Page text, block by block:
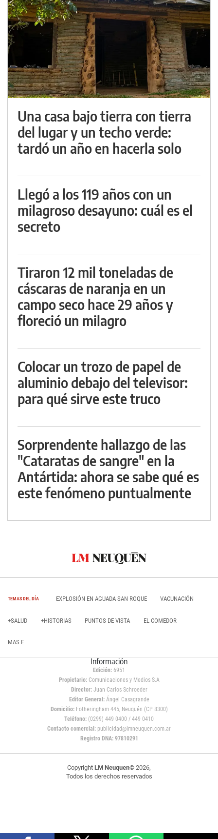
Una casa bajo tierra con tierra
del lugar y un techo verde:
tardó un año en hacerla solo
Llegó a los 119 años con un
milagroso desayuno: cuál es el
secreto
Tiraron 12 mil toneladas de
cáscaras de naranja en un
campo seco hace 29 años y
floreció un milagro
Colocar un trozo de papel de
aluminio debajo del televisor:
para qué sirve este truco
Sorprendente hallazgo de las
"Cataratas de sangre" en la
Antártida: ahora se sabe qué es
este fenómeno puntualmente
TEMAS DEL DÍA EXPLOSIÓN EN AGUADA SAN ROQUE VACUNACIÓN
+SALUD +HISTORIAS PUNTOS DE VISTA EL COMEDOR
MAS E
Información
Edición: 6951
Propietario:Comunicaciones y Medios S.A
Director: Juan Carlos Schroeder
Editor General:Ángel Casagrande
Domicilio:Fotheringham 445, Neuquén (CP 8300)
Teléfono: (0299) 449 0400 / 449 0410
Contacto comercial: publicidad@lmneuquen.com.ar
Registro DNA: 97810291
Copyright LM Neuquen© 2026,
Todos los derechos reservados